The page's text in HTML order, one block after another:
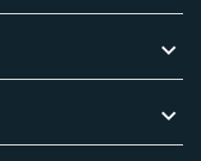

